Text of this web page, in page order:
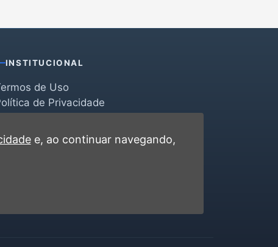
INSTITUCIONAL
de Uso
de Privacidade
Contato e, ao continuar navegando,